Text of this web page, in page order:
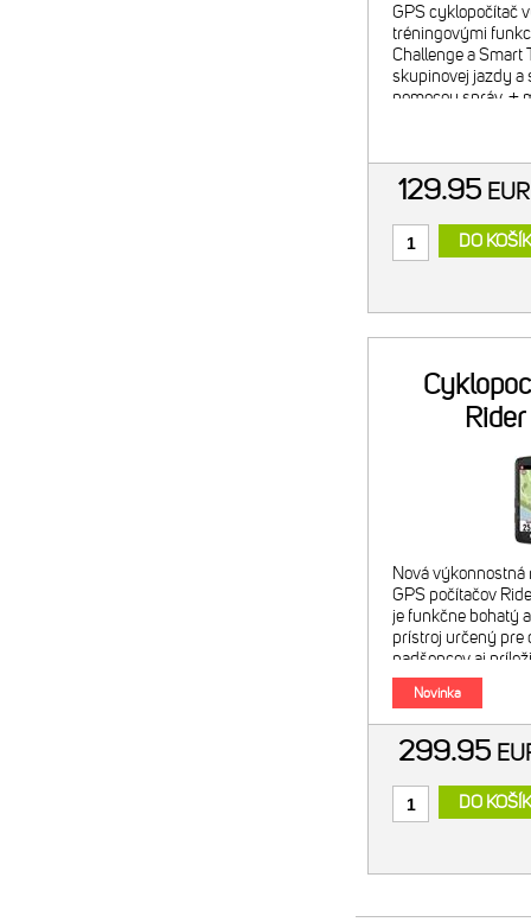
GPS cyklopočítač
tréningovými
Challenge a Smart
skupinovej jazdy a
pomocou správ. +
129.95
DO
Nová
GPS počítačov
je funkčne bohatý
prístroj určený
nadšencov aj
Vďaka úžasnému
Novinka
299.95
DO